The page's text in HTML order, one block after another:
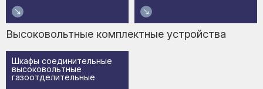
Высоковольтные комплектные устройства
Шкафы соединительные
высоковольтные
газоотделительные